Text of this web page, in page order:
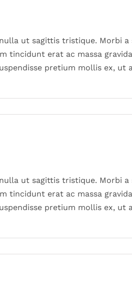
ut sagittis tristique. Morbi
tincidunt erat ac massa
pretium mollis ex, ut
ut sagittis tristique. Morbi
tincidunt erat ac massa
pretium mollis ex, ut